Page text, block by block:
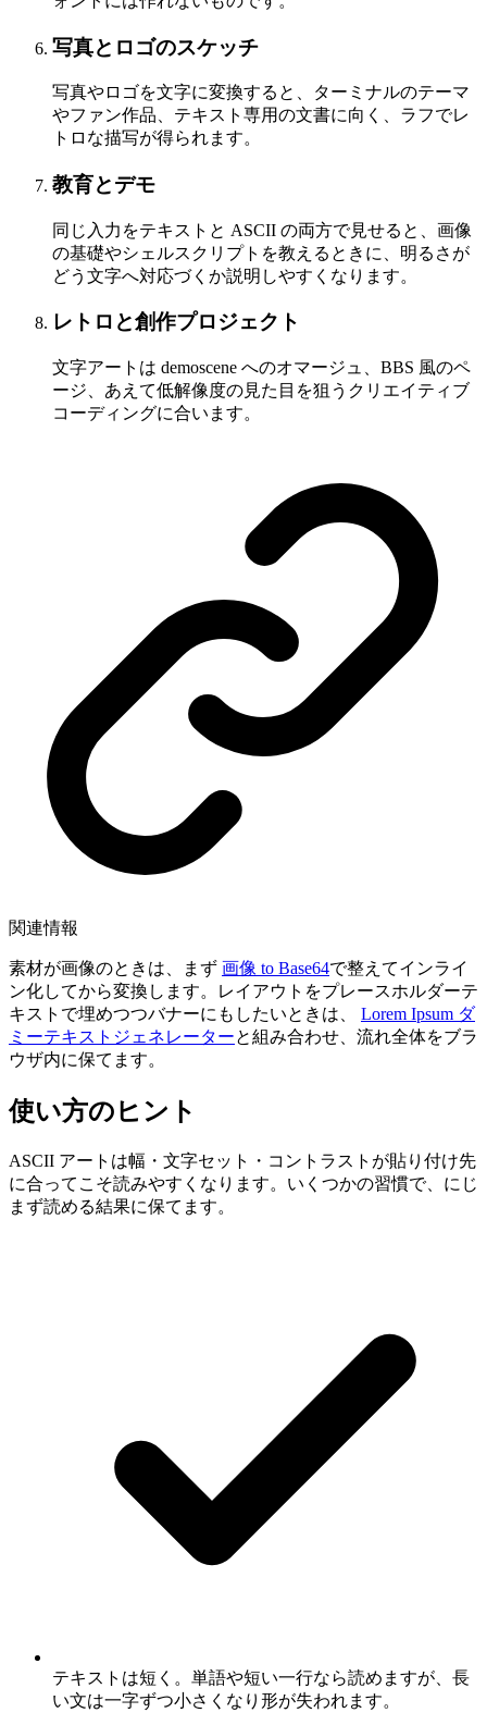
写真とロゴのスケッチ
写真やロゴを文字に変換すると、ターミナルのテーマ
やファン作品、テキスト専用の文書に向く、ラフでレ
トロな描写が得られます。
教育とデモ
同じ入力をテキストと ASCII の両方で見せると、画像
の基礎やシェルスクリプトを教えるときに、明るさが
どう文字へ対応づくか説明しやすくなります。
レトロと創作プロジェクト
文字アートは demoscene へのオマージュ、BBS 風のペ
ージ、あえて低解像度の見た目を狙うクリエイティブ
コーディングに合います。
関連情報
素材が画像のときは、まず 画像 to Base64で整えてインライ
ン化してから変換します。レイアウトをプレースホルダーテ
キストで埋めつつバナーにもしたいときは、 Lorem Ipsum ダ
ミーテキストジェネレーターと組み合わせ、流れ全体をブラ
ウザ内に保てます。
使い方のヒント
ASCII アートは幅・文字セット・コントラストが貼り付け先
に合ってこそ読みやすくなります。いくつかの習慣で、にじ
まず読める結果に保てます。
テキストは短く。単語や短い一行なら読めますが、長
い文は一字ずつ小さくなり形が失われます。